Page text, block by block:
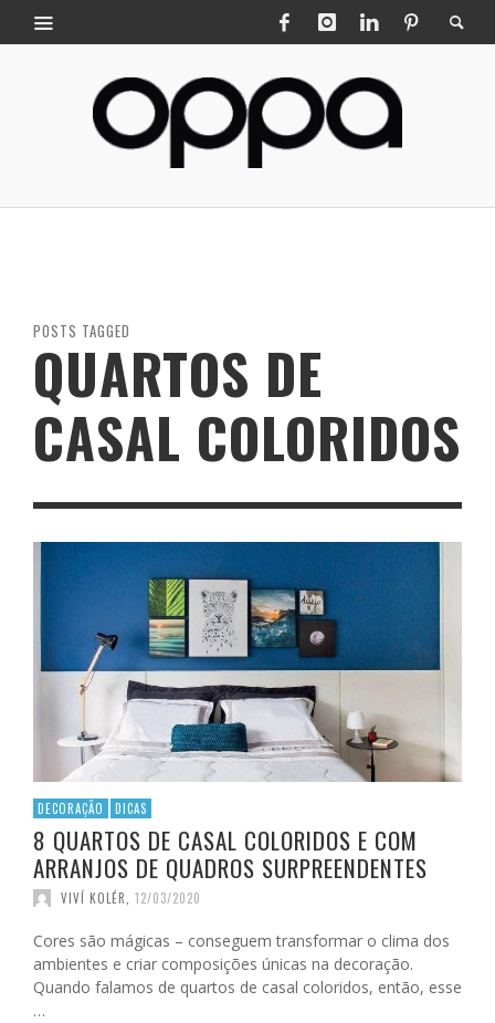
POSTS TAGGED
QUARTOS DE
CASAL COLORIDOS
DECORAÇÃO DICAS
8 QUARTOS DE CASAL COLORIDOS E COM
ARRANJOS DE QUADROS SURPREENDENTES
VIVÍ KOLÉR 12/03/2020
Cores são mágicas – conseguem transformar o clima dos
ambientes e criar composições únicas na decoração.
Quando falamos de quartos de casal coloridos, então, esse
…